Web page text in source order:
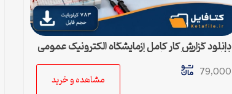
دانلود گزارش کار کامل آزمایشگاه الکترونیک عمومی
(فایل ورد قابل ویرایش)
79,000
مشاهده و خرید